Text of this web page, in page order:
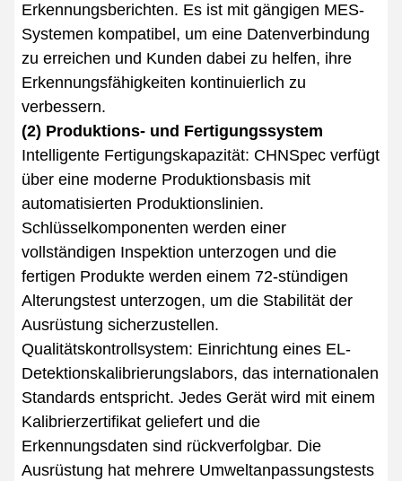
Erkennungsberichten. Es ist mit gängigen MES-
Systemen kompatibel, um eine Datenverbindung
zu erreichen und Kunden dabei zu helfen, ihre
Erkennungsfähigkeiten kontinuierlich zu
verbessern.
(2) Produktions- und Fertigungssystem
Intelligente Fertigungskapazität: CHNSpec verfügt
über eine moderne Produktionsbasis mit
automatisierten Produktionslinien.
Schlüsselkomponenten werden einer
vollständigen Inspektion unterzogen und die
fertigen Produkte werden einem 72-stündigen
Alterungstest unterzogen, um die Stabilität der
Ausrüstung sicherzustellen.
Qualitätskontrollsystem: Einrichtung eines EL-
Detektionskalibrierungslabors, das internationalen
Standards entspricht. Jedes Gerät wird mit einem
Kalibrierzertifikat geliefert und die
Erkennungsdaten sind rückverfolgbar. Die
Ausrüstung hat mehrere Umweltanpassungstests